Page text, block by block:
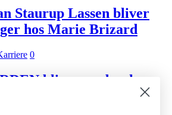
Staurup Lassen bliver
hos Marie Brizard
0
bliver ny dansk
Beer og Desperados